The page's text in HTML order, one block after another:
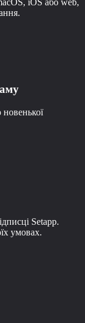
iOS або web,
Setapp.
умовах.